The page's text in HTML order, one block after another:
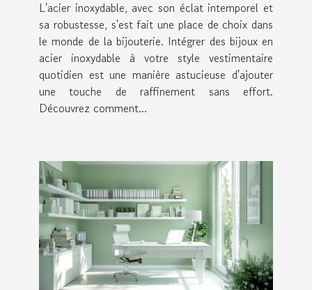
L'acier inoxydable, avec son éclat intemporel et
sa robustesse, s'est fait une place de choix dans
le monde de la bijouterie. Intégrer des bijoux en
acier inoxydable à votre style vestimentaire
quotidien est une manière astucieuse d'ajouter
une touche de raffinement sans effort.
Découvrez comment...